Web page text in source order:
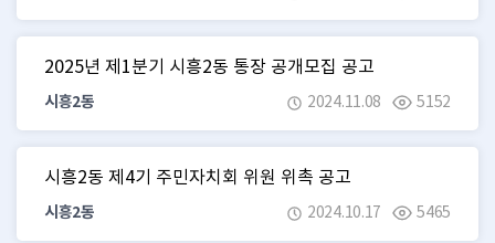
2025년 제1분기 시흥2동 통장 공개모집 공고
시흥2동 2024.11.08 5152
시흥2동 제4기 주민자치회 위원 위촉 공고
시흥2동 2024.10.17 5465